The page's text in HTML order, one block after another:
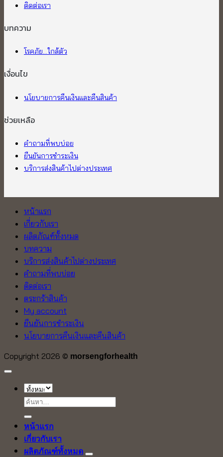
ติดต่อเรา
บทความ
โรคภัย...ใกล้ตัว
เงื่อนไข
นโยบายการคืนเงินและคืนสินค้า
ช่วยเหลือ
คำถามที่พบบ่อย
ยืนยันการชำระเงิน
บริการส่งสินค้าไปต่างประเทศ
หน้าแรก
เกี่ยวกับเรา
ผลิตภัณฑ์ทั้งหมด
บทความ
บริการส่งสินค้าไปต่างประเทศ
คำถามที่พบบ่อย
ติดต่อเรา
ตระกร้าสินค้า
My account
ยืนยันการชำระเงิน
นโยบายการคืนเงินและคืนสินค้า
Copyright 2026 © morsengforhealth
ค้นหา:
หน้าแรก
เกี่ยวกับเรา
ผลิตภัณฑ์ทั้งหมด